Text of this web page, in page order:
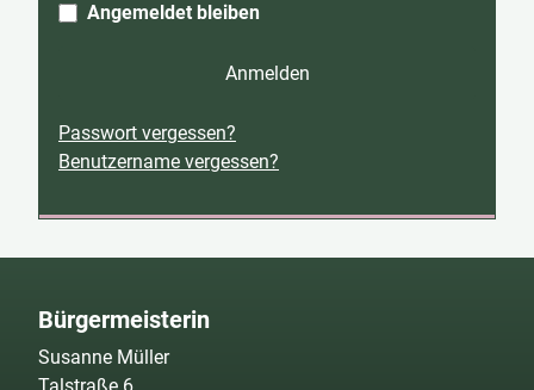
Angemeldet bleiben
Anmelden
Passwort vergessen?
Benutzername vergessen?
Bürgermeisterin
Susanne Müller